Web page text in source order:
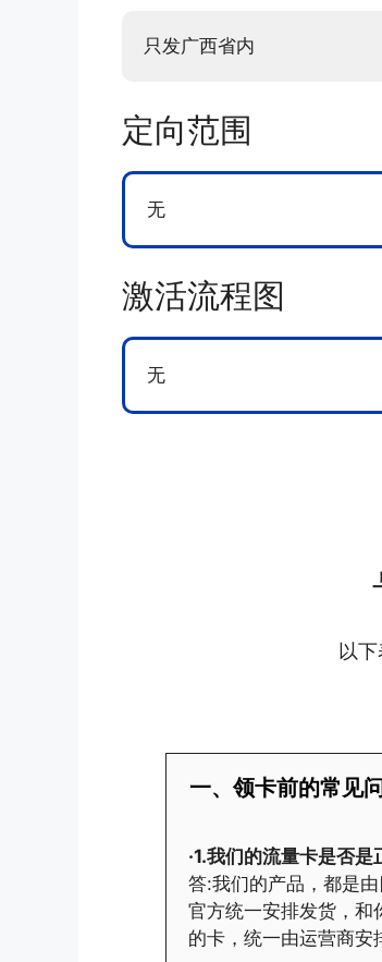
只发广西省内
定向范围
无
激活流程图
无
以
一、领卡前的常见
·1.我们的流量卡是否
答:我们的产品，都是
官方统一安排发货，和
的卡，统一由运营商安